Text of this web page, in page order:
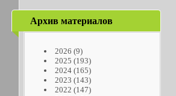
Архив материалов
2026 (9)
2025 (193)
2024(165)
2023 (143)
2022 (147)